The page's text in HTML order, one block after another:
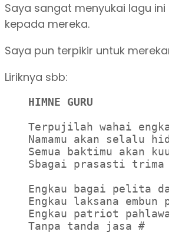
Saya sangat menyukai lagu
kepada mereka.
Saya pun terpikir untuk
Liriknya sbb:
HIMNE GURU
Terpujilah wahai
Namamu akan selalu
Semua baktimu akan
Sbagai prasasti trima
Engkau bagai pelita
Engkau laksana embun
Engkau patriot
Tanpa tanda jasa #